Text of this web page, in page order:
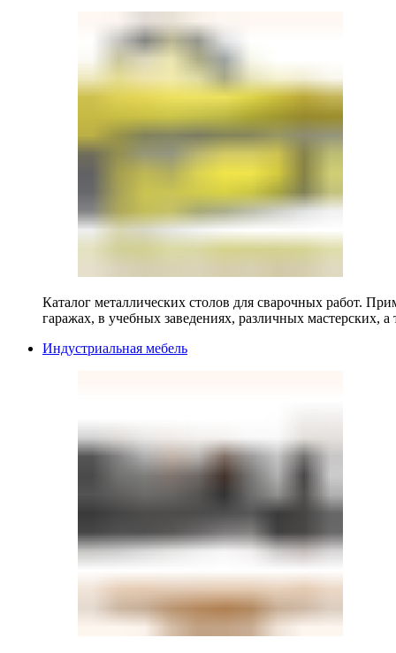
Каталог металлических столов для сварочных работ.
гаражах, в учебных заведениях, различных мастерских, а
Индустриальная мебель